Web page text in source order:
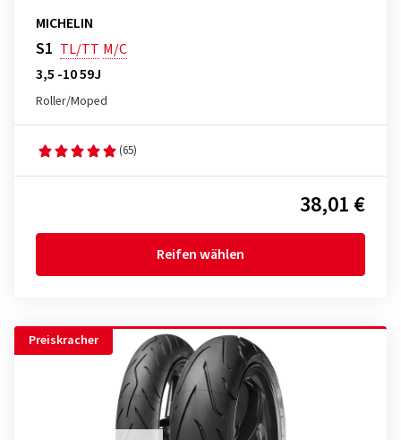
MICHELIN
S1 TL/TT M/C
3,5 -10 59J
Roller/Moped
(65)
38,01 €
Reifen wählen
Preiskracher